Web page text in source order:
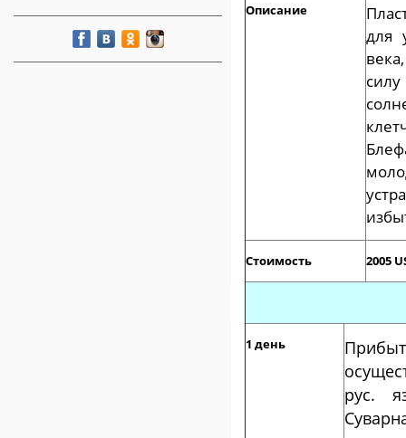
Описание
для
Стоимость 2005
1 день
рус.